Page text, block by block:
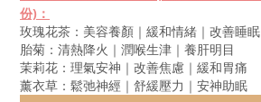
份)：
玫瑰花茶：美容養顏｜緩和情緒｜改善睡眠
胎菊：清熱降火｜潤喉生津｜養肝明目
茉莉花：理氣安神｜改善焦慮｜緩和胃痛
薰衣草：鬆弛神經｜舒緩壓力｜安神助眠